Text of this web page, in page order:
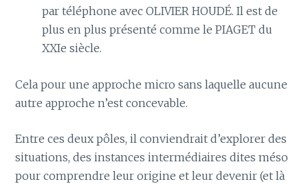
par téléphone avec OLIVIER HOUDÉ. Il est de
plus en plus présenté comme le PIAGET du
XXIe siècle.
Cela pour une approche micro sans laquelle aucune
autre approche n’est concevable.
Entre ces deux pôles, il conviendrait d’explorer des
situations, des instances intermédiaires dites méso
pour comprendre leur origine et leur devenir (et là